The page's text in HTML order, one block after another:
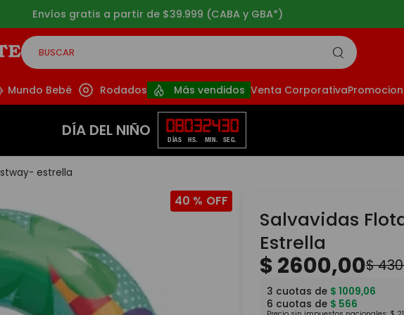
Envíos gratis a partir de $39.999 (CABA y GBA*)
BUSCAR
Mundo Bebé Rodados Más vendidos Venta Corporativa
DÍA DEL NIÑO 08
DÍAS
03
HS.
24
MIN.
28
SEG.
estrella
40 %
Salvavidas
Estrella
$2600,00$
3 cuotas de $ 1009,06
6 cuotas de $ 566